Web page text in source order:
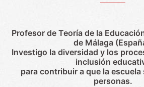
Profesor de Teoría de la
de Málaga
Investigo la diversidad y los
inclusión
para contribuir a que la escuela
personas.